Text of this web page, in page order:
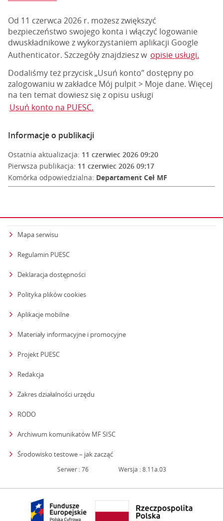
Od 11 czerwca 2026 r. możesz zwiększyć
bezpieczeństwo swojego konta i włączyć logowanie
dwuskładnikowe z wykorzystaniem aplikacji Google
Authenticator. Szczegóły znajdziesz w opisie usługi.
Dodaliśmy też przycisk „Usuń konto” dostępny po
zalogowaniu w zakładce Mój pulpit > Moje dane. Więcej
na ten temat dowiesz się z opisu usługi
Usuń konto na PUESC.
Informacje o publikacji
Ostatnia aktualizacja: 11 czerwiec 2026 09:20
Pierwsza publikacja: 11 czerwiec 2026 09:17
Komórka odpowiedzialna: Departament Ceł MF
Mapa serwisu
Regulamin PUESC
Deklaracja dostępności
Polityka plików cookies
Aplikacje mobilne
Materiały informacyjne i promocyjne
Projekt PUESC
Redakcja
Zakres działalności urzędu
RODO
Archiwum komunikatów MF SISC
Środowisko testowe – jak zacząćstrona otwiera się w nowym oknie
Serwer : 76 Wersja : 8.11a.03